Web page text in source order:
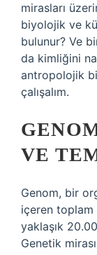
mirasları
biyolojik ve
bulunur? Ve
da kimliğini
antropolojik
çalışalım.
VE
Genom, bir
içeren toplam
yaklaşık
Genetik